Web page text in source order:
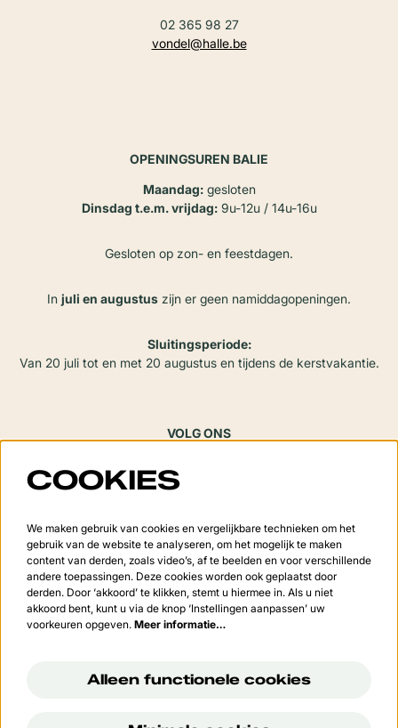
02 365 98 27
vondel@halle.be
OPENINGSUREN BALIE
Maandag:gesloten
Dinsdag t.e.m. vrijdag:9u-12u / 14u-16u
Gesloten op zon- en feestdagen.
In juli en augustus zijn er geen namiddagopeningen.
Sluitingsperiode:
Van 20 juli tot en met 20 augustus en tijdens de kerstvakantie.
VOLG ONS
Meld je aan voor de nieuwsbrief
Aanmelden
Data Processing Addendum van Google.
COOKIES
We maken gebruik van cookies en vergelijkbare technieken om het
gebruik van de website te analyseren, om het mogelijk te maken
content van derden, zoals video’s, af te beelden en voor verschillende
andere toepassingen. Deze cookies worden ook geplaatst door
derden. Door ‘akkoord’ te klikken, stemt u hiermee in. Als u niet
akkoord bent, kunt u via de knop ‘Instellingen aanpassen’ uw
voorkeuren opgeven. Meer informatie…
Alleen functionele cookies